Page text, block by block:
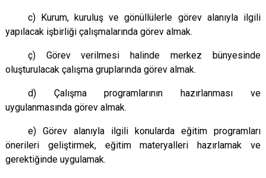
c) Kurum, kuruluş ve gönüllülerle görev alanıyla ilgili
yapılacak işbirliği çalışmalarında görev almak.
ç) Görev verilmesi halinde merkez bünyesinde
oluşturulacak çalışma gruplarında görev almak.
d) Çalışma programlarının hazırlanması ve
uygulanmasında görev almak.
e) Görev alanıyla ilgili konularda eğitim programları
önerileri geliştirmek, eğitim materyalleri hazırlamak ve
gerektiğinde uygulamak.